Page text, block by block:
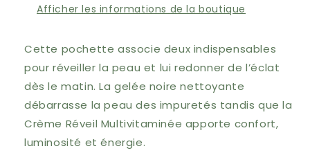
Afficher les informations de la boutique
Cette pochette associe deux indispensables
pour réveiller la peau et lui redonner de l’éclat
dès le matin. La gelée noire nettoyante
débarrasse la peau des impuretés tandis que la
Crème Réveil Multivitaminée apporte confort,
luminosité et énergie.